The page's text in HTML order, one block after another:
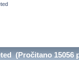
(Pročitano 15056